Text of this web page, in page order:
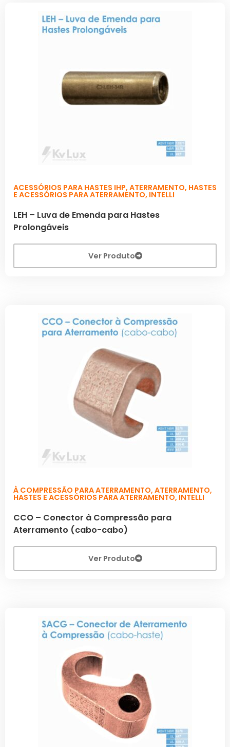
ACESSÓRIOS PARA HASTES IHP, ATERRAMENTO, HASTES
E ACESSÓRIOS PARA ATERRAMENTO, INTELLI
LEH – Luva de Emenda para Hastes
Prolongáveis
Ver Produto
À COMPRESSÃO PARA ATERRAMENTO, ATERRAMENTO,
HASTES E ACESSÓRIOS PARA ATERRAMENTO, INTELLI
CCO – Conector à Compressão para
Aterramento (cabo-cabo)
Ver Produto